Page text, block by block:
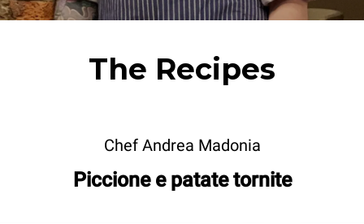
The Recipes
Chef Andrea Madonia
Piccione e patate tornite